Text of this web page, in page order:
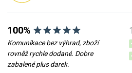
100%
Komunikace bez výhrad, zboží
rovněž rychle dodané. Dobre
zabalené plus darek.